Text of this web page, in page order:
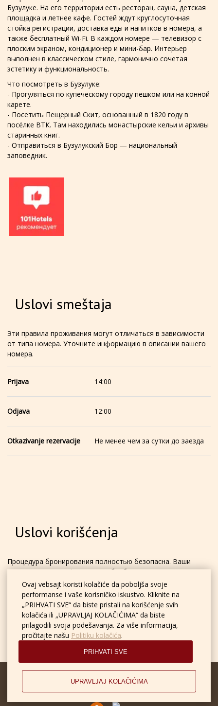
Ovaj vebsajt koristi kolačiće da poboljša svoje
performanse i vaše korisničko iskustvo. Kliknite na
„PRIHVATI SVE“ da biste pristali na korišćenje svih
kolačića ili „UPRAVLJAJ KOLAČIĆIMA“ da biste
prilagodili svoja podešavanja. Za više informacija,
pročitajte našu Politiku kolačića.
PRIHVATI SVE
UPRAVLJAJ KOLAČIĆIMA
Бузулуке. На его территории есть ресторан, сауна, детская
площадка и летнее кафе. Гостей ждут круглосуточная
стойка регистрации, доставка еды и напитков в номера, а
также бесплатный Wi-Fi. В каждом номере — телевизор с
плоским экраном, кондиционер и мини-бар. Интерьер
выполнен в классическом стиле, гармонично сочетая
эстетику и функциональность.
Что посмотреть в Бузулуке:
- Прогуляться по купеческому городу пешком или на конной
карете.
- Посетить Пещерный Скит, основанный в 1820 году в
посёлке ВТК. Там находились монастырские кельи и архивы
старинных книг.
- Отправиться в Бузулукский Бор — национальный
заповедник.
Uslovi smeštaja
Эти правила проживания могут отличаться в зависимости
от типа номера. Уточните информацию в описании вашего
номера.
Prijava 14:00
Odjava 12:00
Otkazivanje rezervacije Не менее чем за сутки до заезда
Uslovi korišćenja
Процедура бронирования полностью безопасна. Ваши
личные данные шифруются и обрабатываются в
защищенном режиме. Информация используется только
для оформления бронирования.
© Парк-отель Пушкин
2026, Zvanični sajt